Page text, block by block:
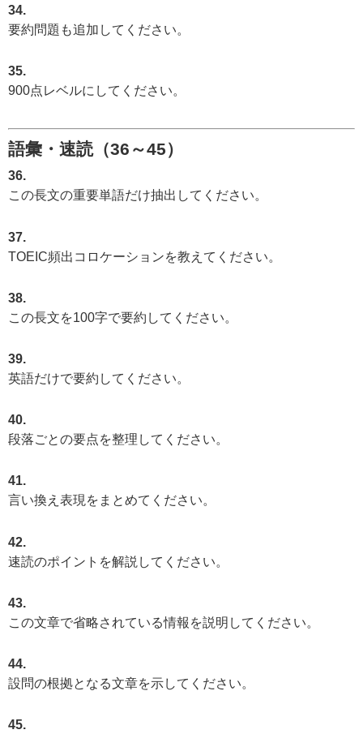
34.
要約問題も追加してください。
35.
900点レベルにしてください。
語彙・速読（36～45）
36.
この長文の重要単語だけ抽出してください。
37.
TOEIC頻出コロケーションを教えてください。
38.
この長文を100字で要約してください。
39.
英語だけで要約してください。
40.
段落ごとの要点を整理してください。
41.
言い換え表現をまとめてください。
42.
速読のポイントを解説してください。
43.
この文章で省略されている情報を説明してください。
44.
設問の根拠となる文章を示してください。
45.